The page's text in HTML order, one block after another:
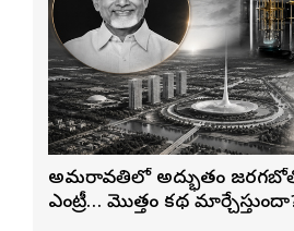
అమరావతిలో అద్భుతం
ఎంట్రీ… మొత్తం కథ